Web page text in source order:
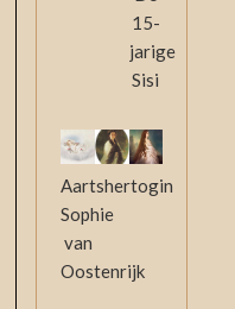
15-
jarige
Sisi
Aartshertogin
Sophie
van
Oostenrijk